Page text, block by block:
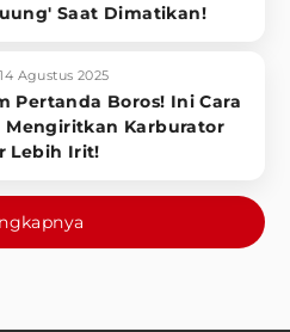
Saat Dimatikan!
14 Agustus 2025
Pertanda Boros! Ini Cara
Mengiritkan Karburator
Lebih Irit!